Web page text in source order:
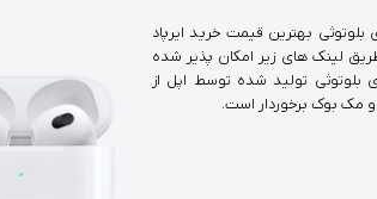
بلوتوثی بهترین قیمت خرید ایرپاد
لینک های زیر امکان پذیر شده
بلوتوثی تولید شده توسط اپل از
و مک بوک برخوردار است.